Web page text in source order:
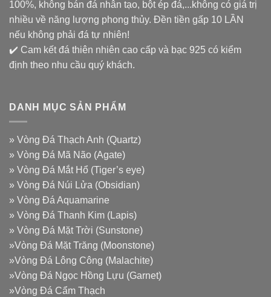
100%, không bán đá nhân tạo, bột ép đá,...không có giá trị
nhiều về năng lượng phong thủy. Đền tiền gấp 10 LẦN
nếu không phải đá tự nhiên!
✔️ Cam kết đá thiên nhiên cao cấp và bạc 925 có kiểm
định theo nhu cầu quý khách.
DANH MỤC SẢN PHẨM
» Vòng Đá Thạch Anh (Quartz)
» Vòng Đá Mã Não (Agate)
» Vòng Đá Mắt Hổ (Tiger’s eye)
» Vòng Đá Núi Lửa (Obsidian)
» Vòng Đá Aquamarine
» Vòng Đá Thanh Kim (Lapis)
» Vòng Đá Mặt Trời (Sunstone)
»Vòng Đá Mặt Trăng (Moonstone)
»Vòng Đá Lông Công (Malachite)
»Vòng Đá Ngọc Hồng Lựu (Garnet)
»Vòng Đá Cẩm Thạch